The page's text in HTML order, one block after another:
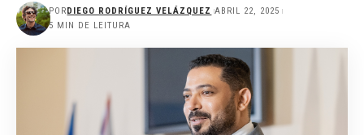
PORDIEGO RODRÍGUEZ VELÁZQUEZ ABRIL 22, 2025
5 MIN DE LEITURA